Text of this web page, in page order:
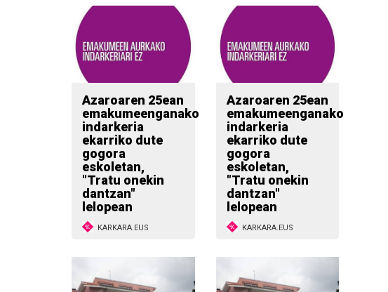
Azaroaren 25ean
emakumeenganako
indarkeria
ekarriko dute
gogora
eskoletan,
"Tratu onekin
dantzan"
lelopean
KARKARA.EUS
Azaroaren 25ean
emakumeenganako
indarkeria
ekarriko dute
gogora
eskoletan,
"Tratu onekin
dantzan"
lelopean
KARKARA.EUS